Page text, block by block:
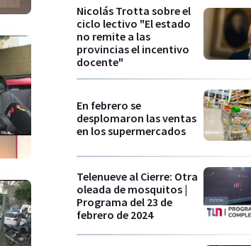
Nicolás Trotta sobre el
ciclo lectivo "El estado
no remite a las
provincias el incentivo
docente"
En febrero se
desplomaron las ventas
en los supermercados
Telenueve al Cierre: Otra
oleada de mosquitos |
Programa del 23 de
febrero de 2024